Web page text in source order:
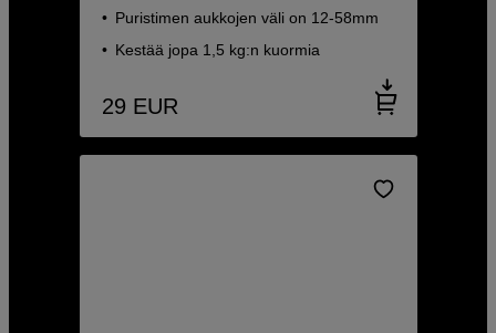
Puristimen aukkojen väli on 12-58mm
Kestää jopa 1,5 kg:n kuormia
29 EUR